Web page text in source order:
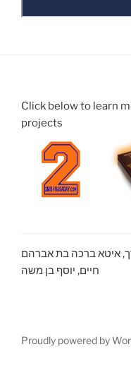
Click below to learn
projects
איטא ברכה בת אברהם
חיים, יוסף בן משה
Proudly powered by